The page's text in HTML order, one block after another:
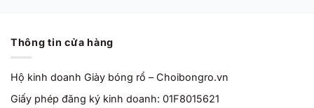
Thông tin cửa hàng
Hộ kinh doanh Giày bóng rổ – Choibongro.vn
Giấy phép đăng ký kinh doanh: 01F8015621